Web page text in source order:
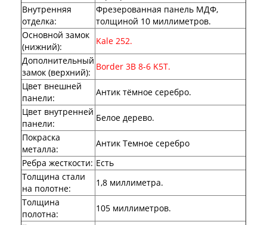
Интекрон Колизей
Интекрон Колизей Белый
Интекрон Неаполь
Интекрон Олимпия
Интекрон Премьера
Интекрон Профит
Интекрон Ронда
Интекрон Сицилия
Интекрон Спарта Белая
Интекрон Спарта Грей
Интекрон Термо
Интекрон Тетра
Интекрон Фараон
Интекрон Форте
Двери АСД
Двери Ратибор
Двери Аргус
Тамбурные двери
Межкомнатные двери
Внутренняя
отделка:
Фрезерованная панель МДФ,
толщиной 10 миллиметров.
Основной замок
(нижний):
Kale 252.
Дополнительный
замок (верхний):
Border 3B 8-6 K5T.
Цвет внешней
панели:
Антик тёмное серебро.
Цвет внутренней
панели:
Белое дерево.
Покраска
металла:
Антик Темное серебро
Ребра жесткости: Есть
Толщина стали
на полотне:
1,8 миллиметра.
Толщина
полотна:
105 миллиметров.